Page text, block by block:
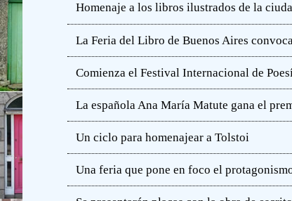
Homenaje a los libros ilustrados de la
La Feria del Libro de Buenos Aires
Comienza el Festival Internacional de
La española Ana María Matute gana el
Un ciclo para homenajear a Tolstoi
Una feria que pone en foco el